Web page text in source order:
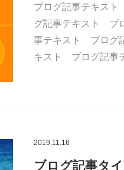
ブログ記事テキス
グ記事テキスト ブ
事テキスト ブログ
キスト ブログ記
2019.11.16
ブログ記事タ